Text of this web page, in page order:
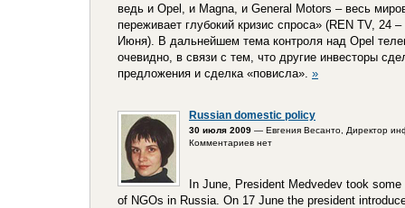
ведь и Opel, и Magna, и General Motors – весь
переживает глубокий кризис спроса» (REN TV, 24
Июня). В дальнейшем тема контроля над Opel
очевидно, в связи с тем, что другие инвесторы
предложения и сделка «повисла». »
Russian domestic policy
30 июля 2009 — Евгения Весанто, Директор
Комментариев нет
In June, President Medvedev took
of NGOs in Russia. On 17 June the president